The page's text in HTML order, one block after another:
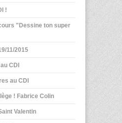
!
"Dessine ton super
11/2015
CDI
au CDI
! Fabrice Colin
Valentin